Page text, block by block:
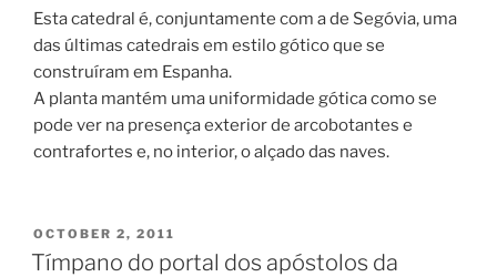
Esta catedral é, conjuntamente com a de Segóvia, uma
das últimas catedrais em estilo gótico que se
construíram em Espanha.
A planta mantém uma uniformidade gótica como se
pode ver na presença exterior de arcobotantes e
contrafortes e, no interior, o alçado das naves.
POSTED
ON
OCTOBER 2, 2011
Tímpano do portal dos apóstolos da